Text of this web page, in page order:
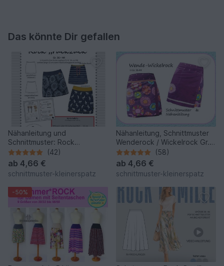
Das könnte Dir gefallen
Nähanleitung und
Schnittmuster: Rock
"ruckzuck" Gr. 36 - 44/46
(42)
ab 4,66 €
schnittmuster-kleinerspatz
Nähanleitung, Schnittmuster
Wenderock / Wickelrock Gr.
36-44
(58)
ab 4,66 €
schnittmuster-kleinerspatz
-50%